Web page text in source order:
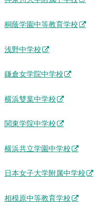
桐蔭学園中等教育学校
浅野中学校
鎌倉女学院中学校
横浜雙葉中学校
関東学院中学校
横浜共立学園中学校
日本女子大学附属中学校
相模原中等教育学校